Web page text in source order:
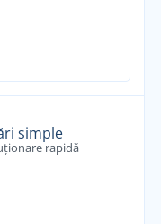
simple
rapidă